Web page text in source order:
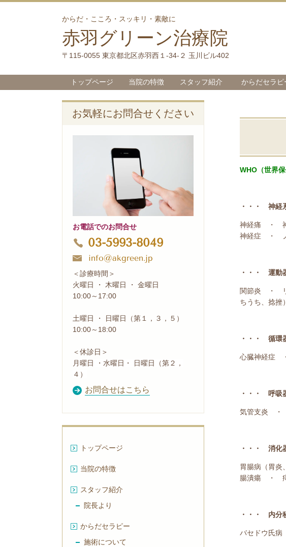
からだ・こころ・スッキリ・素敵に
赤羽グリーン治療院
〒115-0055 東京都北区赤羽西１-34-２ 玉川ビル402
トップページ 当院の特徴 スタッフ紹介 からだセラピ
WHO（世界
・・・ 神経
神経痛 ・
神経症 ・
・・・ 運動
関節炎 ・
ちうち、捻挫）
・・・ 循環
心臓神経症
・・・ 呼吸
気管支炎
・・・ 消化
胃腸病（胃
腸潰瘍 ・
・・・ 内分
バセドウ
お気軽にお問合せください
お電話でのお問合せ
03-5993-8049
info@akgreen.jp
＜診療時間＞
火曜日 ・ 木曜日 ・ 金曜日
10:00～17:00
土曜日 ・ 日曜日（第１，３，５）
10:00～18:00
＜休診日＞
月曜日 ・水曜日・ 日曜日（第２，
４）
お問合せはこちら
トップページ
当院の特徴
スタッフ紹介
院長より
からだセラピー
施術について